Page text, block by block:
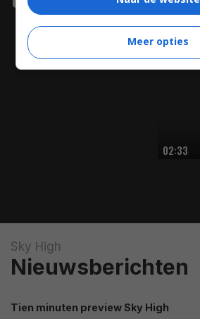
02:33
Sky High
Nieuwsberichten
Tien minuten preview Sky High
Meer opties